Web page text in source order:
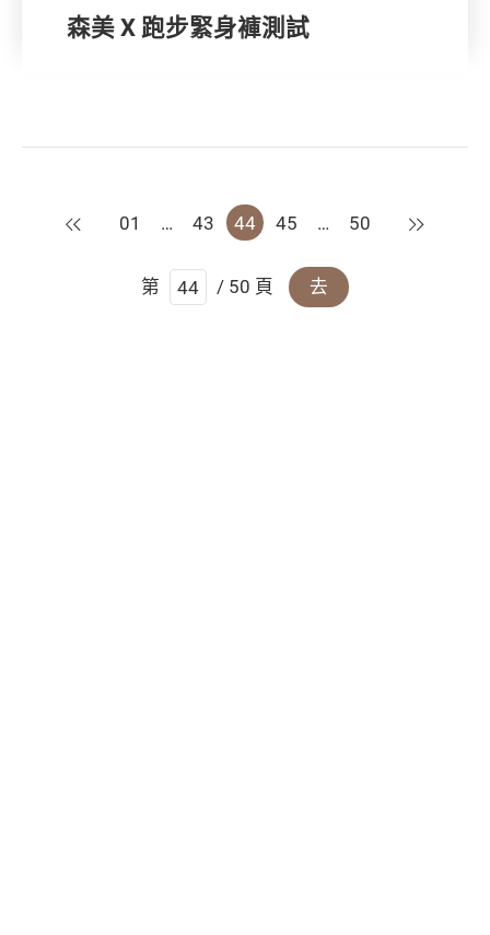
森美 X 跑步緊身褲測試
上一頁
01 … 43 44 45 … 50 下一頁
第 / 50 頁 去